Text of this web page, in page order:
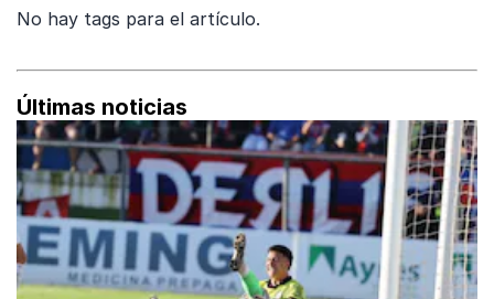
No hay tags para el artículo.
Últimas noticias